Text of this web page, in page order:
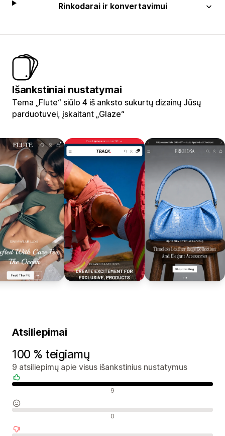
Rinkodarai ir konvertavimui
Išankstiniai nustatymai
Tema „Flute“ siūlo 4 iš anksto sukurtų dizainų Jūsų
parduotuvei, įskaitant „Glaze“
Atsiliepimai
100 % teigiamų
9 atsiliepimų apie visus išankstinius nustatymus
9
0